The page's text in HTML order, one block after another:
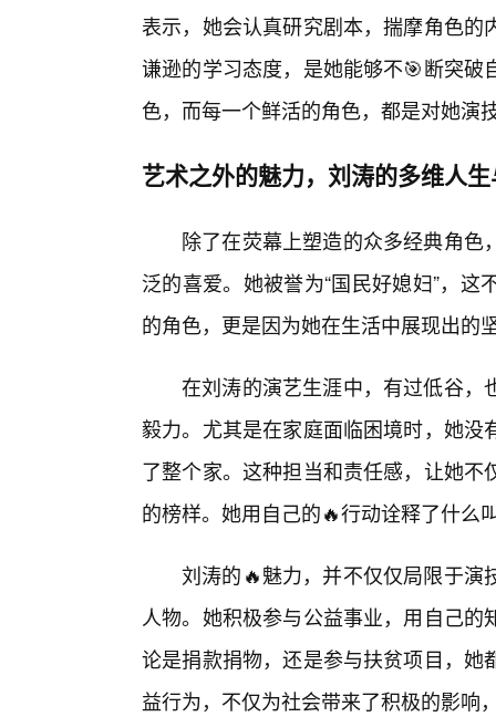
表示，她会认真研究剧本，揣摩角色
谦逊的学习态度，是她能够不🎯断突
色，而每一个鲜活的角色，都是对她演
艺术之外的魅力，刘涛的多维人
除了在荧幕上塑造的众多经典角
泛的喜爱。她被誉为“国民好媳妇”，
的角色，更是因为她在生活中展现出的
在刘涛的演艺生涯中，有过低谷，
毅力。尤其是在家庭面临困境时，她
了整个家。这种担当和责任感，让她
的榜样。她用自己的🔥行动诠释了什么
刘涛的🔥魅力，并不仅仅局限于演
人物。她积极参与公益事业，用自己
论是捐款捐物，还是参与扶贫项目，
益行为，不仅为社会带来了积极的影响